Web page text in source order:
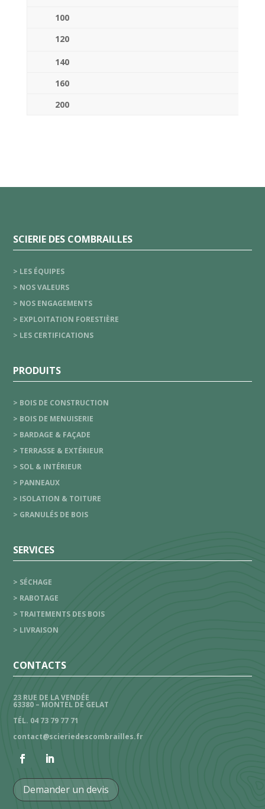
100
120
140
160
200
SCIERIE DES COMBRAILLES
> LES ÉQUIPES
> NOS VALEURS
> NOS ENGAGEMENTS
> EXPLOITATION FORESTIÈRE
> LES CERTIFICATIONS
PRODUITS
> BOIS DE CONSTRUCTION
> BOIS DE MENUISERIE
> BARDAGE & FAÇADE
> TERRASSE & EXTÉRIEUR
> SOL & INTÉRIEUR
> PANNEAUX
> ISOLATION & TOITURE
> GRANULÉS DE BOIS
SERVICES
> SÉCHAGE
> RABOTAGE
> TRAITEMENTS DES BOIS
> LIVRAISON
CONTACTS
23 RUE DE LA VENDÉE
63380 – MONTEL DE GELAT
TÉL. 04 73 79 77 71
contact@scieriedescombrailles.fr
Demander un devis